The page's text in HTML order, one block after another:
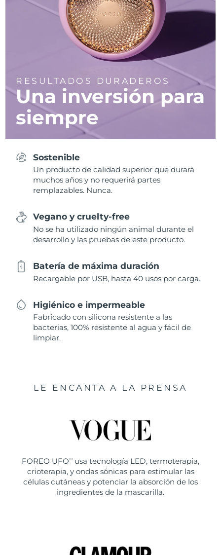
RESULTADOS DURADEROS
Una inversión para
siempre
Sostenible
Un producto de calidad superior que durará
muchos años y no requerirá partes
remplazables. Nunca.
Vegano y cruelty-free
No se ha utilizado ningún animal durante el
desarrollo y las pruebas de este producto.
Batería de máxima duración
Recargable por USB, hasta 40 usos por carga.
Higiénico e impermeable
Fabricado con silicona resistente a las
bacterias, 100% resistente al agua y fácil de
limpiar.
LE ENCANTA A LA PRENSA
FOREO UFO TM
usa tecnología LED, termoterapia,
crioterapia, y ondas sónicas para estimular las
células cutáneas y potenciar la absorción de los
ingredientes de la mascarilla.